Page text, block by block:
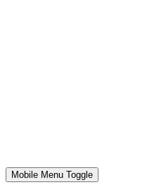
Mobile Menu Toggle